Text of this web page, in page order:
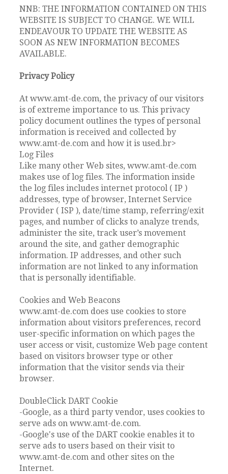
NNB: THE INFORMATION CONTAINED ON THIS
WEBSITE IS SUBJECT TO CHANGE. WE WILL
ENDEAVOUR TO UPDATE THE WEBSITE AS
SOON AS NEW INFORMATION BECOMES
AVAILABLE.
Privacy Policy
At www.amt-de.com, the privacy of our visitors
is of extreme importance to us. This privacy
policy document outlines the types of personal
information is received and collected by
www.amt-de.com and how it is used.br>
Log Files
Like many other Web sites, www.amt-de.com
makes use of log files. The information inside
the log files includes internet protocol ( IP )
addresses, type of browser, Internet Service
Provider ( ISP ), date/time stamp, referring/exit
pages, and number of clicks to analyze trends,
administer the site, track user’s movement
around the site, and gather demographic
information. IP addresses, and other such
information are not linked to any information
that is personally identifiable.
Cookies and Web Beacons
www.amt-de.com does use cookies to store
information about visitors preferences, record
user-specific information on which pages the
user access or visit, customize Web page content
based on visitors browser type or other
information that the visitor sends via their
browser.
DoubleClick DART Cookie
-Google, as a third party vendor, uses cookies to
serve ads on www.amt-de.com.
-Google's use of the DART cookie enables it to
serve ads to users based on their visit to
www.amt-de.com and other sites on the
Internet.